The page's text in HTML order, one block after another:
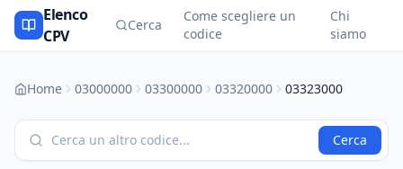
Elenco
CPV
Cerca
Come scegliere un
codice
Chi
siamo
Home 03000000 03300000 03320000 03323000
Cerca